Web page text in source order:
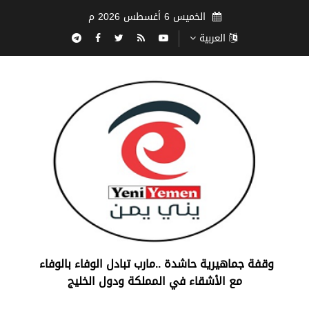
الخميس 6 أغسطس 2026 م
العربية
‏وقفة جماهيرية حاشدة ..مارب ‏تبادل الوفاء بالوفاء ‏
مع الأشقاء في المملكة ودول الخليج